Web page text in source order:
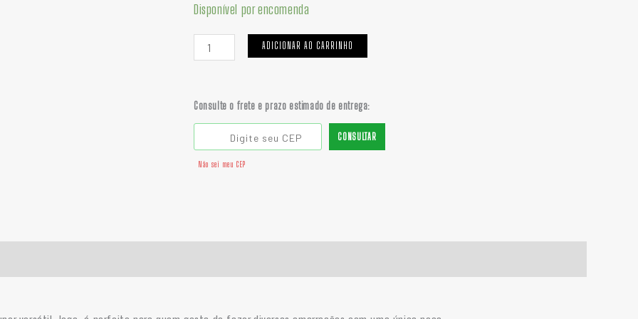
Disponível por encomenda
quantidade
ADICIONAR AO CARRINHO
Consulte o frete e prazo estimado de entrega:
CONSULTAR
Não sei meu CEP